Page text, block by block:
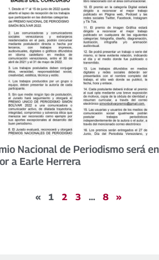
Nacional de Periodismo será en
a Earle Herrera
« 1 2 3 … 8 »